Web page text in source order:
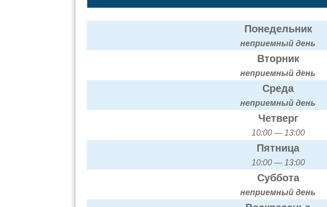
Понедельник
неприемный день
Вторник
неприемный день
Среда
неприемный день
Четверг
10:00 — 13:00
Пятница
10:00 — 13:00
Суббота
неприемный день